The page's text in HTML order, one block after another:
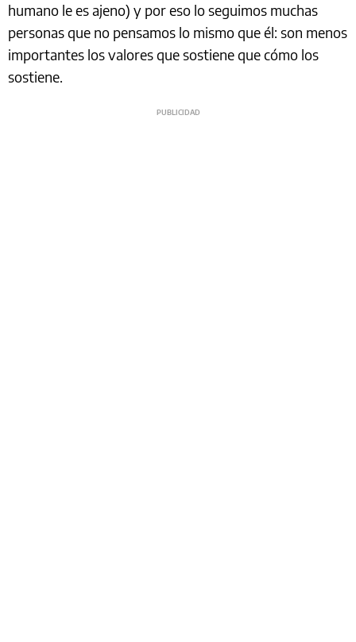
humano le es ajeno) y por eso lo seguimos muchas
personas que no pensamos lo mismo que él: son menos
importantes los valores que sostiene que cómo los
sostiene.